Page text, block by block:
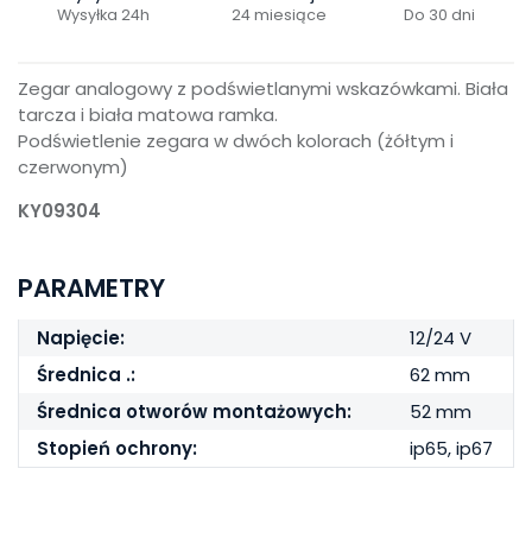
Wysyłka 24h 24 miesiące Do 30 dni
Zegar analogowy z podświetlanymi wskazówkami. Biała
tarcza i biała matowa ramka.
Podświetlenie zegara w dwóch kolorach (żółtym i
czerwonym)
KY09304
PARAMETRY
Napięcie:
12/24 V
Średnica .:
62 mm
Średnica otworów montażowych:
52 mm
Stopień ochrony:
ip65, ip67